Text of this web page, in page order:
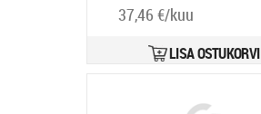
37,46 €/kuu
LISA OSTUKORVI